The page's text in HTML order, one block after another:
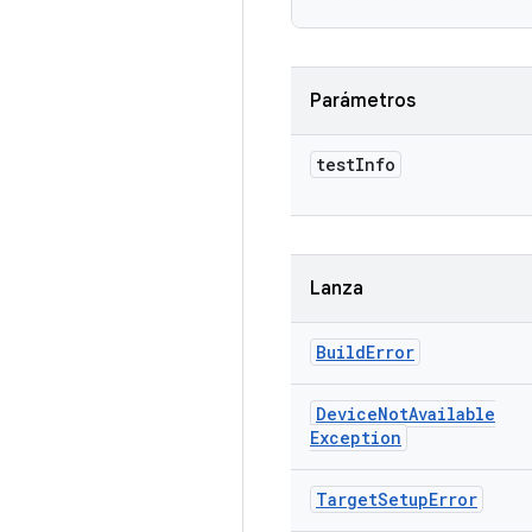
Parámetros
testInfo
Lanza
BuildError
DeviceNotAvailable
Exception
TargetSetupError